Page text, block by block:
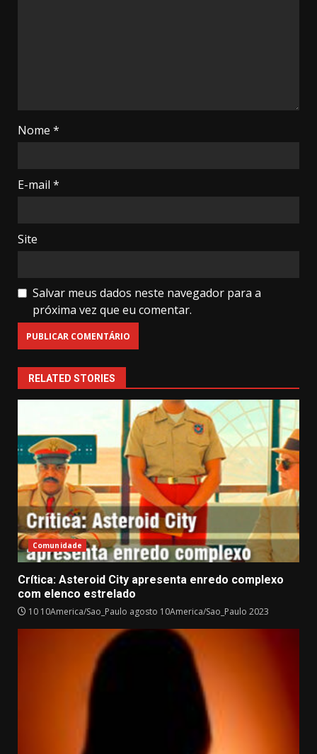
Nome *
E-mail *
Site
Salvar meus dados neste navegador para a
próxima vez que eu comentar.
RELATED STORIES
Comunidade
Crítica: Asteroid City apresenta enredo complexo
com elenco estrelado
10 10America/Sao_Paulo agosto 10America/Sao_Paulo 2023